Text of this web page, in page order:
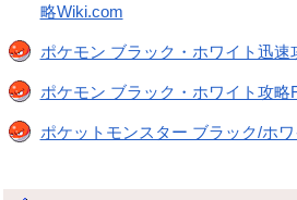
略Wiki.com
ポケモン ブラック・ホワイト迅速
ポケモン ブラック・ホワイト攻略
ポケットモンスター ブラック/ホ